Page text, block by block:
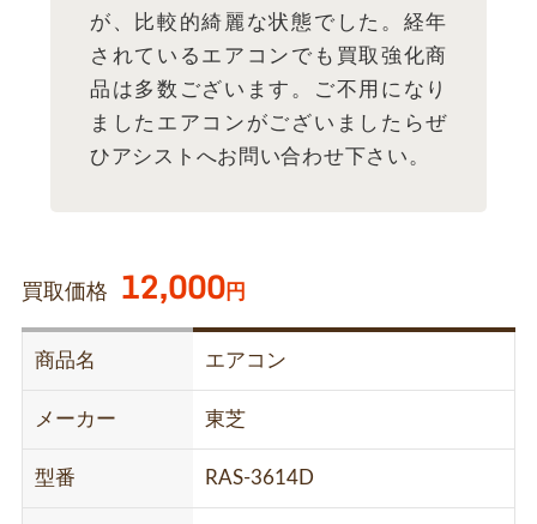
が、比較的綺麗な状態でした。経年
されているエアコンでも買取強化商
品は多数ございます。ご不用になり
ましたエアコンがございましたらぜ
ひアシストへお問い合わせ下さい。
買取価格 12,000円
商品名 エアコン
メーカー 東芝
型番 RAS-3614D